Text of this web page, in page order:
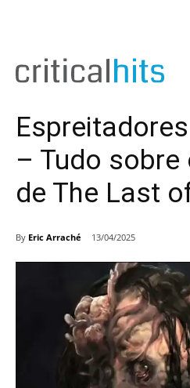
– Tudo
de The Last
By Eric Arraché 13/04/2025